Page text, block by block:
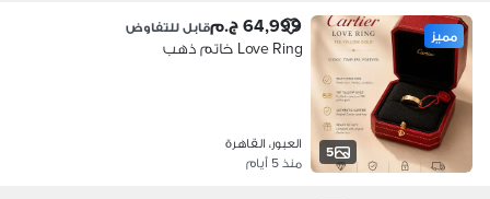
5
مميز 64,999 ج.م قابل للتفاوض
Love Ring خاتم ذهب
العبور، القاهرة
منذ 5 أيام